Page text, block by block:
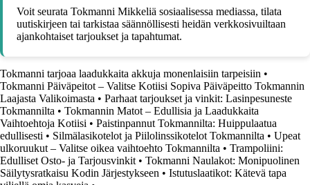
Voit seurata Tokmanni Mikkeliä sosiaalisessa mediassa, tilata
uutiskirjeen tai tarkistaa säännöllisesti heidän verkkosivuiltaan
ajankohtaiset tarjoukset ja tapahtumat.
Tokmanni tarjoaa laadukkaita akkuja monenlaisiin tarpeisiin •
Tokmanni Päiväpeitot – Valitse Kotiisi Sopiva Päiväpeitto Tokmannin
Laajasta Valikoimasta • Parhaat tarjoukset ja vinkit: Lasinpesuneste
Tokmannilta • Tokmannin Matot – Edullisia ja Laadukkaita
Vaihtoehtoja Kotiisi • Paistinpannut Tokmannilta: Huippulaatua
edullisesti • Silmälasikotelot ja Piilolinssikotelot Tokmannilta • Upeat
ulkoruukut – Valitse oikea vaihtoehto Tokmannilta • Trampoliini:
Edulliset Osto- ja Tarjousvinkit • Tokmanni Naulakot: Monipuolinen
Säilytysratkaisu Kodin Järjestykseen • Istutuslaatikot: Kätevä tapa